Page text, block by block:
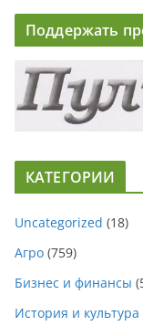
Поддержать
КАТЕГОРИИ
Uncategorized (18)
Агро (759)
Бизнес и финансы
История и культура